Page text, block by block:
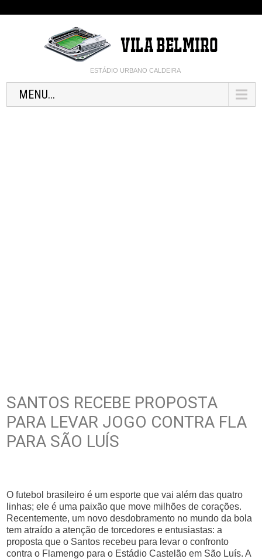
ESTÁDIO URBANO CALDEIRA
MENU...
SANTOS RECEBE PROPOSTA
PARA LEVAR JOGO CONTRA FLA
PARA SÃO LUÍS
O futebol brasileiro é um esporte que vai além das quatro
linhas; ele é uma paixão que move milhões de corações.
Recentemente, um novo desdobramento no mundo da bola
tem atraído a atenção de torcedores e entusiastas: a
proposta que o Santos recebeu para levar o confronto
contra o Flamengo para o Estádio Castelão em São Luís. A